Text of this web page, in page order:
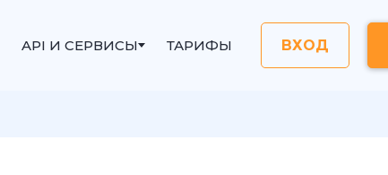
API И СЕРВИСЫ ТАРИФЫ ВХОД